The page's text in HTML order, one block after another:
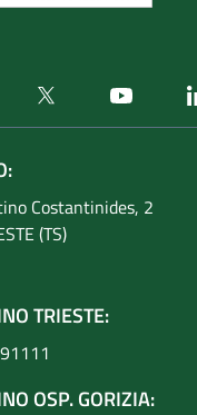
Twitter Youtube
Costantinides, 2
(TS)
TRIESTE:
OSP. GORIZIA: